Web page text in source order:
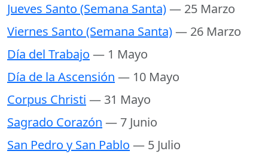
Jueves Santo (Semana Santa)— 25 Marzo
Viernes Santo (Semana Santa)— 26 Marzo
Día del Trabajo — 1 Mayo
Día de la Ascensión — 10 Mayo
Corpus Christi — 31 Mayo
Sagrado Corazón — 7 Junio
San Pedro y San Pablo — 5 Julio